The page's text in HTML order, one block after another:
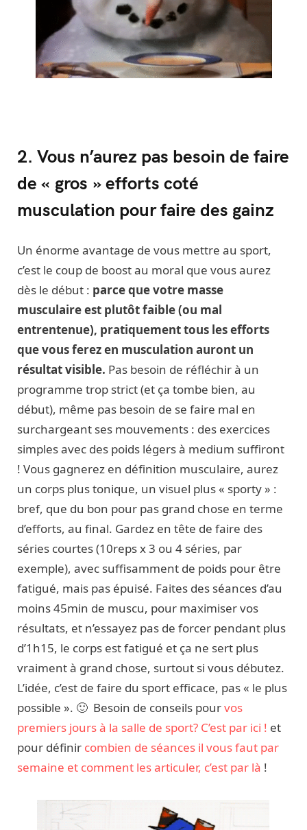
2. Vous n’aurez pas besoin de faire
de « gros » efforts coté
musculation pour faire des gainz
Un énorme avantage de vous mettre au sport,
c’est le coup de boost au moral que vous aurez
dès le début : parce que votre masse
musculaire est plutôt faible (ou mal
entrentenue), pratiquement tous les efforts
que vous ferez en musculation auront un
résultat visible. Pas besoin de réfléchir à un
programme trop strict (et ça tombe bien, au
début), même pas besoin de se faire mal en
surchargeant ses mouvements : des exercices
simples avec des poids légers à medium suffiront
! Vous gagnerez en définition musculaire, aurez
un corps plus tonique, un visuel plus « sporty » :
bref, que du bon pour pas grand chose en terme
d’efforts, au final. Gardez en tête de faire des
séries courtes (10reps x 3 ou 4 séries, par
exemple), avec suffisamment de poids pour être
fatigué, mais pas épuisé. Faites des séances d’au
moins 45min de muscu, pour maximiser vos
résultats, et n’essayez pas de forcer pendant plus
d’1h15, le corps est fatigué et ça ne sert plus
vraiment à grand chose, surtout si vous débutez.
L’idée, c’est de faire du sport efficace, pas « le plus
possible ». 🙂 Besoin de conseils pourvos
premiers jours à la salle de sport? C’est par ici ! et
pour définir combien de séances il vous faut par
semaine et comment les articuler, c’est par là !